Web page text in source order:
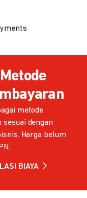
Metode
metode
sesuai dengan
Harga belum
BIAYA